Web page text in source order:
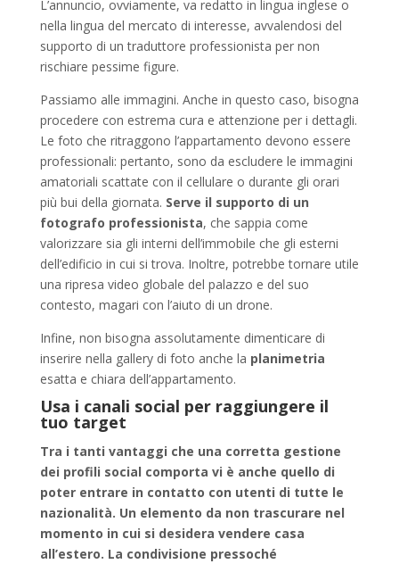
L’annuncio, ovviamente, va redatto in lingua inglese o
nella lingua del mercato di interesse, avvalendosi del
supporto di un traduttore professionista per non
rischiare pessime figure.
Passiamo alle immagini. Anche in questo caso, bisogna
procedere con estrema cura e attenzione per i dettagli.
Le foto che ritraggono l’appartamento devono essere
professionali: pertanto, sono da escludere le immagini
amatoriali scattate con il cellulare o durante gli orari
più bui della giornata. Serve il supporto di un
fotografo professionista, che sappia come
valorizzare sia gli interni dell’immobile che gli esterni
dell’edificio in cui si trova. Inoltre, potrebbe tornare utile
una ripresa video globale del palazzo e del suo
contesto, magari con l’aiuto di un drone.
Infine, non bisogna assolutamente dimenticare di
inserire nella gallery di foto anche la planimetria
esatta e chiara dell’appartamento.
Usa i canali social per raggiungere il
tuo target
Tra i tanti vantaggi che una corretta gestione
dei profili social comporta vi è anche quello di
poter entrare in contatto con utenti di tutte le
nazionalità. Un elemento da non trascurare nel
momento in cui si desidera vendere casa
all’estero. La condivisione pressoché